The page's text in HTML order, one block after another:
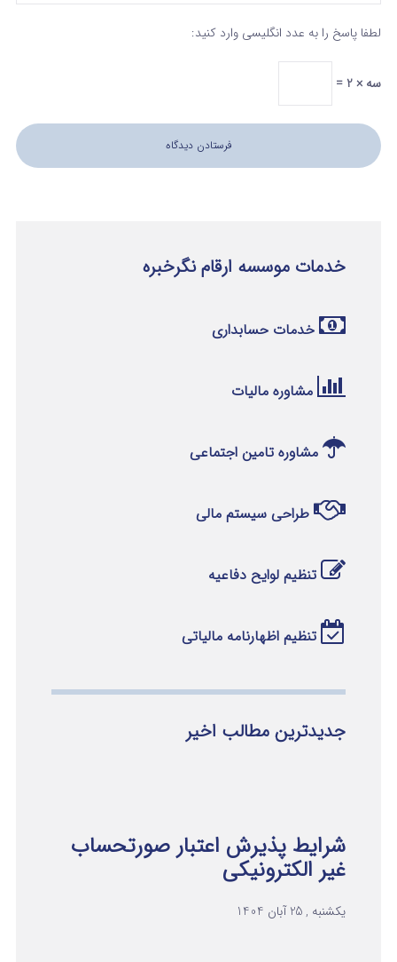
لطفا پاسخ را به عدد انگلیسی وارد کنید:
سه × 2 =
خدمات موسسه ارقام نگرخبره
خدمات حسابداری
مشاوره مالیات
مشاوره تامین اجتماعی
طراحی سیستم مالی
تنظیم لوایح دفاعیه
تنظیم اظهارنامه مالیاتی
جدیدترین مطالب اخیر
شرایط پذیرش اعتبار صورتحساب
غیر الکترونیکی
یکشنبه , 25 آبان 1404